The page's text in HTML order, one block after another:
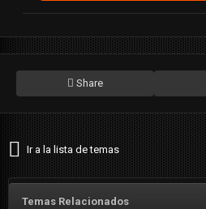
Share
Ir a la lista de temas
Temas Relacionados